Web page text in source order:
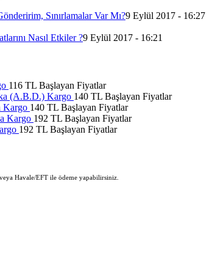
Sınırlamalar Var Mı?9 Eylül 2017 - 16:27
Nasıl Etkiler ?9 Eylül 2017 - 16:21
116 TL Başlayan Fiyatlar
(A.B.D.) Kargo 140 TL Başlayan Fiyatlar
Kargo 140 TL Başlayan Fiyatlar
Kargo 192 TL Başlayan Fiyatlar
192 TL Başlayan Fiyatlar
Havale/EFT ile ödeme yapabilirsiniz.